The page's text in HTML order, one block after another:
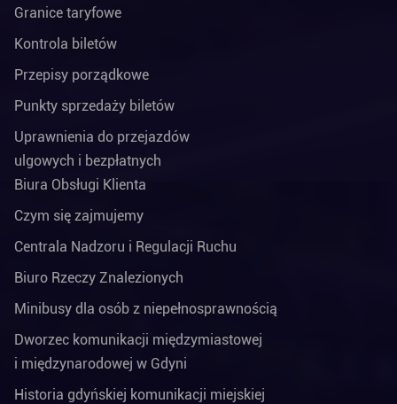
Granice taryfowe
Kontrola biletów
Przepisy porządkowe
Punkty sprzedaży biletów
Uprawnienia do przejazdów
ulgowych i bezpłatnych
Biura Obsługi Klienta
Czym się zajmujemy
Centrala Nadzoru i Regulacji Ruchu
Biuro Rzeczy Znalezionych
Minibusy dla osób z niepełnosprawnością
Dworzec komunikacji międzymiastowej
i międzynarodowej w Gdyni
Historia gdyńskiej komunikacji miejskiej